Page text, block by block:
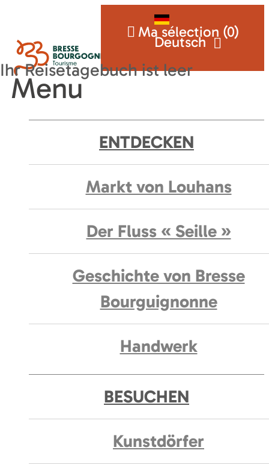
Deutsch
Ma sélection (0)
Menu
ENTDECKEN
Markt von Louhans
Der Fluss « Seille »
Geschichte von Bresse
Bourguignonne
Handwerk
BESUCHEN
Kunstdörfer